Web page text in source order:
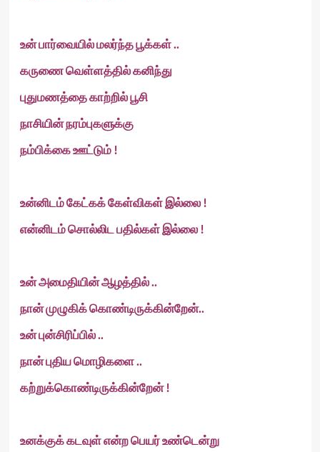
உன் பார்வையில் மலர்ந்த பூக்கள் ..
கருணை வெள்ளத்தில் கனிந்து
புதுமணத்தை காற்றில் பூசி
நாசியின் நரம்புகளுக்கு
நம்பிக்கை ஊட்டும் !
உன்னிடம் கேட்கக் கேள்விகள் இல்லை !
என்னிடம் சொல்லிட பதில்கள் இல்லை !
உன் அமைதியின் ஆழத்தில் ..
நான் முழுகிக் கொண்டிருக்கின்றேன்..
உன் புன்சிரிப்பில் ..
நான் புதிய மொழிகளை ..
கற்றுக்கொண்டிருக்கின்றேன் !
உனக்குக் கடவுள் என்ற பெயர் உண்டென்று